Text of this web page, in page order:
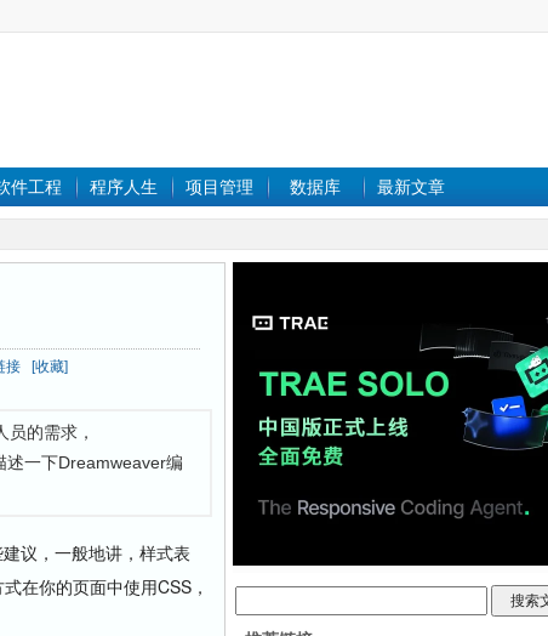
件工程 程序人生 项目管理 数据库 最新文章
接 [收藏]
的需求，
述一下Dreamweaver编
议，一般地讲，样式表
在你的页面中使用CSS，